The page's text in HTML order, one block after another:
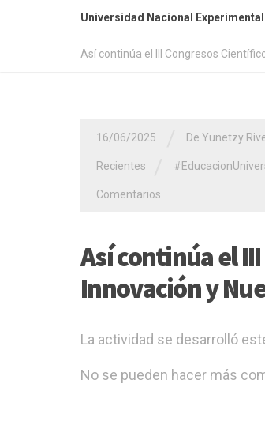
Universidad Nacional
Así continúa el III Congresos
16/06/2025 De Yunetzy
Recientes
Comentarios
Así continúa el
Innovación y
La actividad se desarrolló
No se pueden hacer más